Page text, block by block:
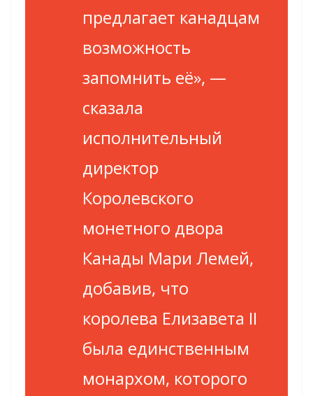
предлагает канадцам
возможность
запомнить её», —
сказала
исполнительный
директор
Королевского
монетного двора
Канады Мари Лемей,
добавив, что
королева Елизавета II
была единственным
монархом, которого